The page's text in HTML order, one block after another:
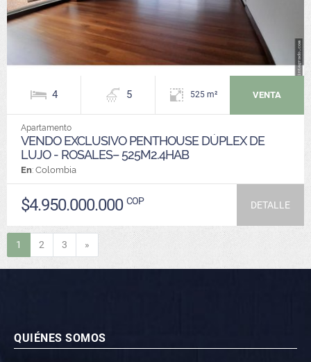
4 5 525 m² VENTA
Apartamento
VENDO EXCLUSIVO PENTHOUSE DÚPLEX DE
LUJO - ROSALES– 525M2.4HAB
En: Colombia
$4.950.000.000 COP DETALLE
1 2 3 »
QUIÉNES SOMOS